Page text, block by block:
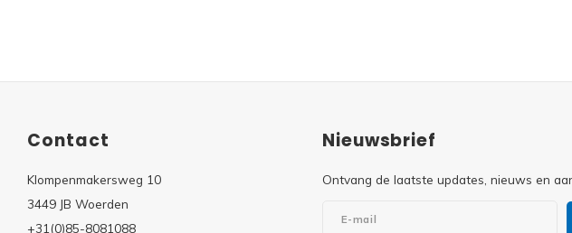
Contact
Klompenmakersweg 10
3449 JB Woerden
+31(0)85-8081088
Nieuwsbrief
Ontvang de laatste updates, nieuws en